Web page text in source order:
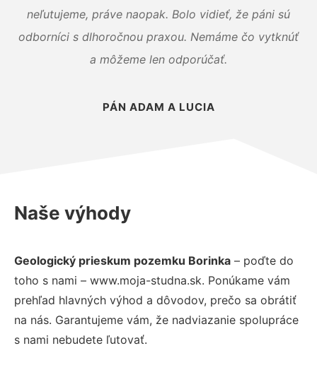
neľutujeme, práve naopak. Bolo vidieť, že páni sú
odborníci s dlhoročnou praxou. Nemáme čo vytknúť
a môžeme len odporúčať.
PÁN ADAM A LUCIA
Naše výhody
Geologický prieskum pozemku Borinka – poďte do
toho s nami – www.moja-studna.sk. Ponúkame vám
prehľad hlavných výhod a dôvodov, prečo sa obrátiť
na nás. Garantujeme vám, že nadviazanie spolupráce
s nami nebudete ľutovať.